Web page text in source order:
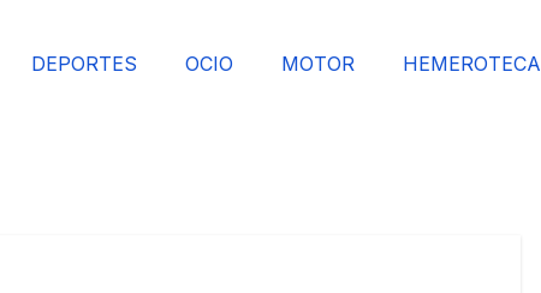
DEPORTES OCIO MOTOR HEMEROTECA